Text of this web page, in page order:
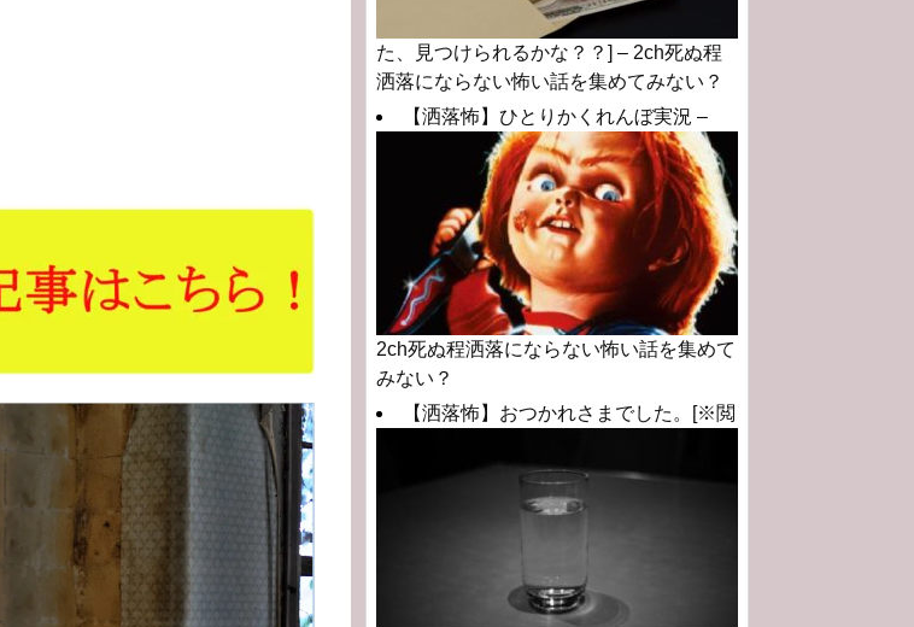
た、見つけられるかな？？] – 2ch死ぬ程
洒落にならない怖い話を集めてみない？
【洒落怖】ひとりかくれんぼ実況 –
2ch死ぬ程洒落にならない怖い話を集めて
みない？
【洒落怖】おつかれさまでした。[※閲